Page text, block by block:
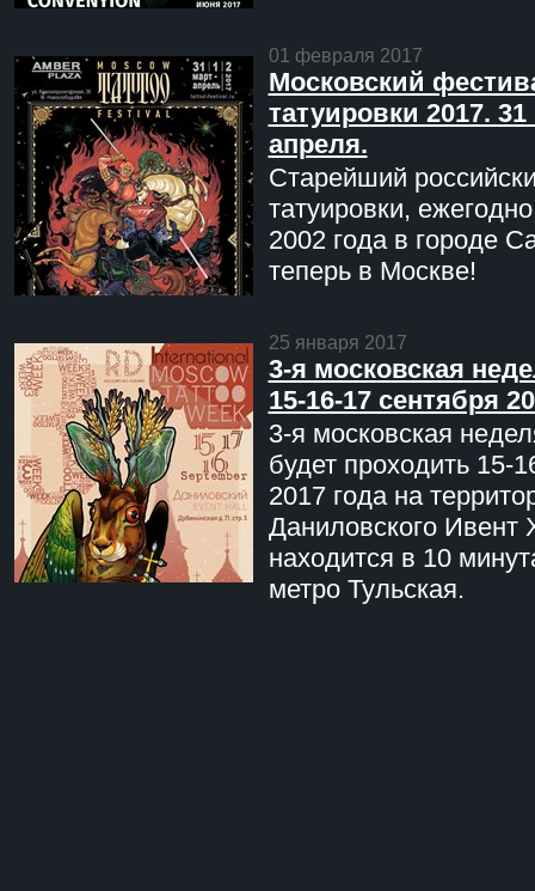
01 февраля 2017
Московский
татуировки 2017. 31
апреля.
Старейший
татуировки,
2002 года в городе
теперь в Москве!
25 января 2017
3-я московская
15-16-17 сентября
3-я московская
будет проходить 15-
2017 года на
Даниловского Ивент
находится в 10
метро Тульская.